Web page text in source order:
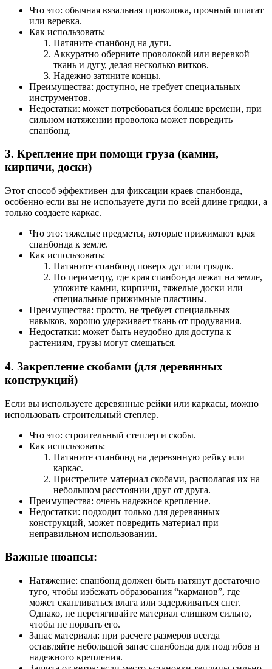
Что это: обычная вязальная проволока, прочный шпагат
или веревка.
Как использовать:
Натяните спанбонд на дуги.
Аккуратно оберните проволокой или веревкой
ткань и дугу, делая несколько витков.
Надежно затяните концы.
Преимущества: доступно, не требует специальных
инструментов.
Недостатки: может потребоваться больше времени, при
сильном натяжении проволока может повредить
спанбонд.
3. Крепление при помощи груза (камни,
кирпичи, доски)
Этот способ эффективен для фиксации краев спанбонда,
особенно если вы не используете дуги по всей длине грядки, а
только создаете каркас.
Что это: тяжелые предметы, которые прижимают края
спанбонда к земле.
Как использовать:
Натяните спанбонд поверх дуг или грядок.
По периметру, где края спанбонда лежат на земле,
уложите камни, кирпичи, тяжелые доски или
специальные прижимные пластины.
Преимущества: просто, не требует специальных
навыков, хорошо удерживает ткань от продувания.
Недостатки: может быть неудобно для доступа к
растениям, грузы могут смещаться.
4. Закрепление скобами (для деревянных
конструкций)
Если вы используете деревянные рейки или каркасы, можно
использовать строительный степлер.
Что это: строительный степлер и скобы.
Как использовать:
Натяните спанбонд на деревянную рейку или
каркас.
Пристрелите материал скобами, располагая их на
небольшом расстоянии друг от друга.
Преимущества: очень надежное крепление.
Недостатки: подходит только для деревянных
конструкций, может повредить материал при
неправильном использовании.
Важные нюансы:
Натяжение: спанбонд должен быть натянут достаточно
туго, чтобы избежать образования “карманов”, где
может скапливаться влага или задерживаться снег.
Однако, не перетягивайте материал слишком сильно,
чтобы не порвать его.
Запас материала: при расчете размеров всегда
оставляйте небольшой запас спанбонда для подгибов и
надежного крепления.